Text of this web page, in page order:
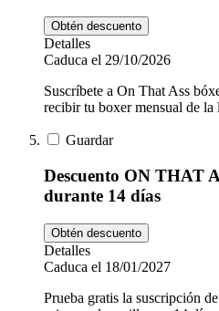
Obtén descuento
Detalles
Caduca el 29/10/2026
Suscríbete a On That Ass
recibir tu boxer mensual de
Guardar
Descuento ON THAT
durante 14 días
Obtén descuento
Detalles
Caduca el 18/01/2027
Prueba gratis la suscripción